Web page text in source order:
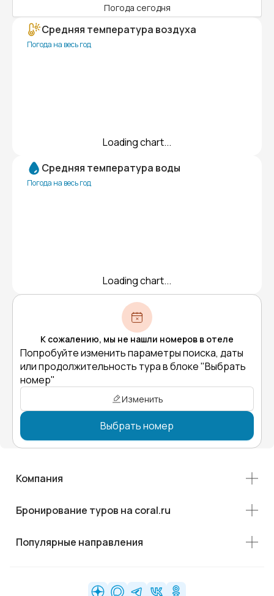
Погода сегодня
Средняя температура воздуха
Погода на весь год
Loading chart...
Средняя температура воды
Погода на весь год
Loading chart...
К сожалению, мы не нашли номеров в отеле
Попробуйте изменить параметры поиска, даты
или продолжительность тура в блоке "Выбрать
номер"
Изменить
Выбрать номер
Компания
Бронирование туров на coral.ru
Популярные направления